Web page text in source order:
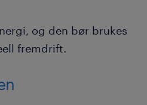
og den bør brukes
fremdrift.